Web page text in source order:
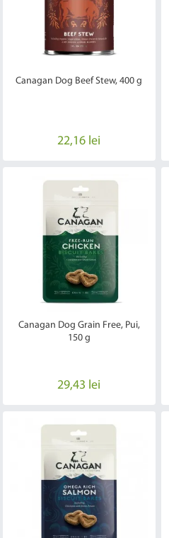
Canagan Dog Beef Stew, 400 g
22,16 lei
Canagan Dog Grain Free, Pui,
150 g
29,43 lei